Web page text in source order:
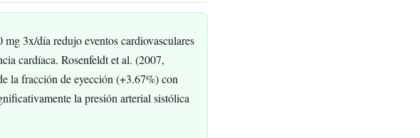
3x/día redujo eventos cardiovasculares
cardíaca. Rosenfeldt et al. (2007,
la fracción de eyección (+3.67%) con
la presión arterial sistólica